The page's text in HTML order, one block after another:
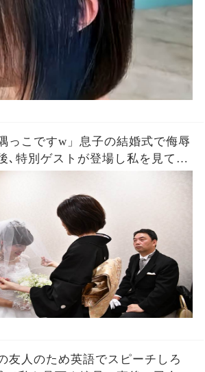
っこですw」息子の結婚式で侮辱
､特別ゲストが登場し私を見て
うで」嫁両親「え？」180度立場
友人のため英語でスピーチしろ